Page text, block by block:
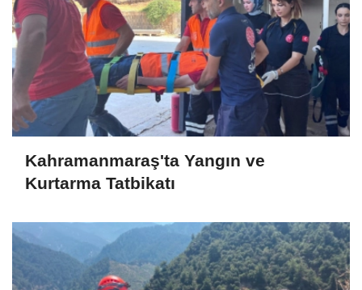
Kahramanmaraş'ta Yangın ve
Kurtarma Tatbikatı